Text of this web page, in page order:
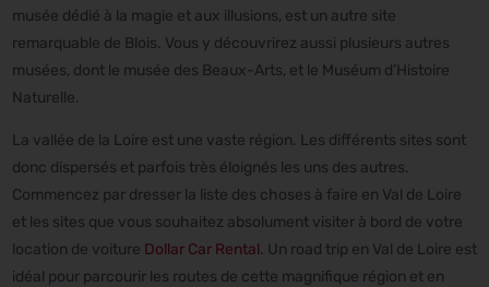
musée dédié à la magie et aux illusions, est un autre site
remarquable de Blois. Vous y découvrirez aussi plusieurs autres
musées, dont le musée des Beaux-Arts, et le Muséum d’Histoire
Naturelle.
La vallée de la Loire est une vaste région. Les différents sites sont
donc dispersés et parfois très éloignés les uns des autres.
Commencez par dresser la liste des choses à faire en Val de Loire
et les sites que vous souhaitez absolument visiter à bord de votre
location de voiture Dollar Car Rental. Un road trip en Val de Loire est
idéal pour parcourir les routes de cette magnifique région et en